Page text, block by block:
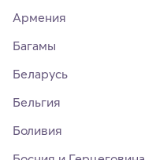
Армения
Багамы
Беларусь
Бельгия
Боливия